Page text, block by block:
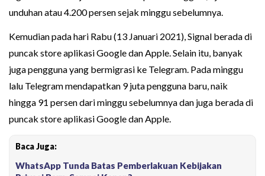
unduhan atau 4.200 persen sejak minggu sebelumnya.
Kemudian pada hari Rabu (13 Januari 2021), Signal berada di
puncak store aplikasi Google dan Apple. Selain itu, banyak
juga pengguna yang bermigrasi ke Telegram. Pada minggu
lalu Telegram mendapatkan 9 juta pengguna baru, naik
hingga 91 persen dari minggu sebelumnya dan juga berada di
puncak store aplikasi Google dan Apple.
Baca Juga:
WhatsApp Tunda Batas Pemberlakuan Kebijakan